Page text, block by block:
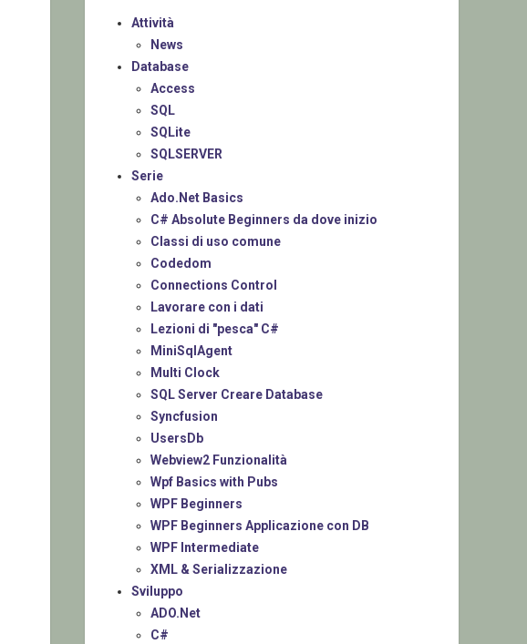
Attività
News
Database
Access
SQL
SQLite
SQLSERVER
Serie
Ado.Net Basics
C# Absolute Beginners da dove inizio
Classi di uso comune
Codedom
Connections Control
Lavorare con i dati
Lezioni di "pesca" C#
MiniSqlAgent
Multi Clock
SQL Server Creare Database
Syncfusion
UsersDb
Webview2 Funzionalità
Wpf Basics with Pubs
WPF Beginners
WPF Beginners Applicazione con DB
WPF Intermediate
XML & Serializzazione
Sviluppo
ADO.Net
C#